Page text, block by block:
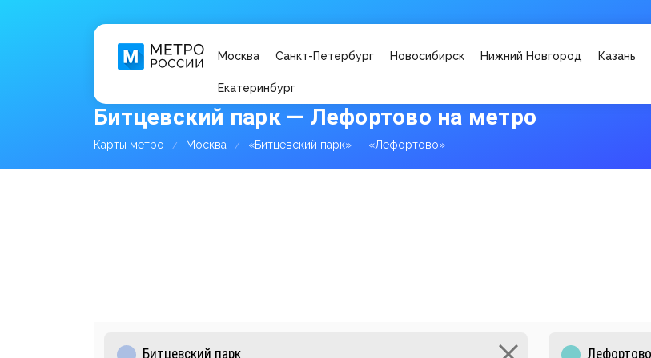
Москва Санкт-Петербург Новосибирск Нижний Новгород Казань
Екатеринбург
Битцевский парк — Лефортово на метро
Карты метро Москва «Битцевский парк» — «Лефортово»